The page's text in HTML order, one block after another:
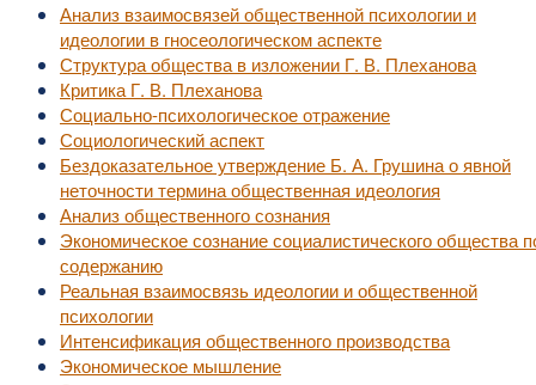
Анализ взаимосвязей общественной психологии и
идеологии в гносеологическом аспекте
Структура общества в изложении Г. В. Плеханова
Критика Г. В. Плеханова
Социально-психологическое отражение
Социологический аспект
Бездоказательное утверждение Б. А. Грушина о явной
неточности термина общественная идеология
Анализ общественного сознания
Экономическое сознание социалистического общества
содержанию
Реальная взаимосвязь идеологии и общественной
психологии
Интенсификация общественного производства
Экономическое мышление